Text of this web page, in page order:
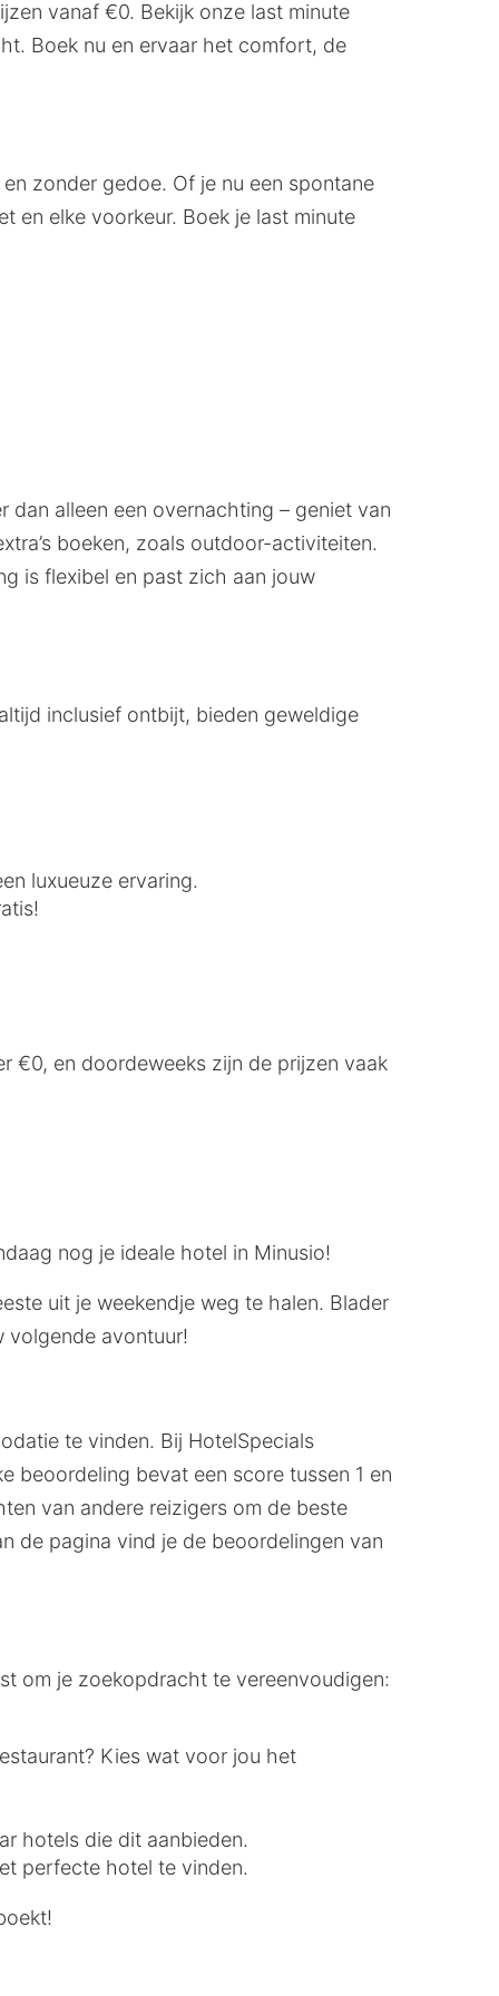
vanaf €0. Bekijk onze last minute
Boek nu en ervaar het comfort, de
zonder gedoe. Of je nu een spontane
en elke voorkeur. Boek je last minute
dan alleen een overnachting – geniet van
boeken, zoals outdoor-activiteiten.
is flexibel en past zich aan jouw
inclusief ontbijt, bieden geweldige
luxueuze ervaring.
€0, en doordeweeks zijn de prijzen vaak
nog je ideale hotel in Minusio!
uit je weekendje weg te halen. Blader
volgende avontuur!
te vinden. Bij HotelSpecials
beoordeling bevat een score tussen 1 en
van andere reizigers om de beste
de pagina vind je de beoordelingen van
om je zoekopdracht te vereenvoudigen:
Kies wat voor jou het
hotels die dit aanbieden.
perfecte hotel te vinden.